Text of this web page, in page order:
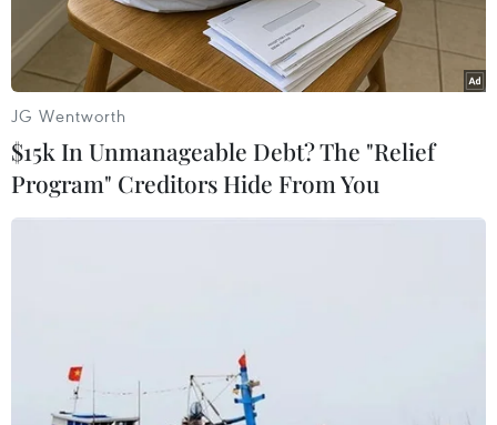
tác giả có tác phẩm xuất sắc gửi dự thi.
Ban tổ chức trao giải cho nhóm tác giả đoạt giải A. (Ảnh: Minh
Đức/TTXVN)
JG Wentworth
$15k In Unmanageable Debt? The "Relief
Program" Creditors Hide From You